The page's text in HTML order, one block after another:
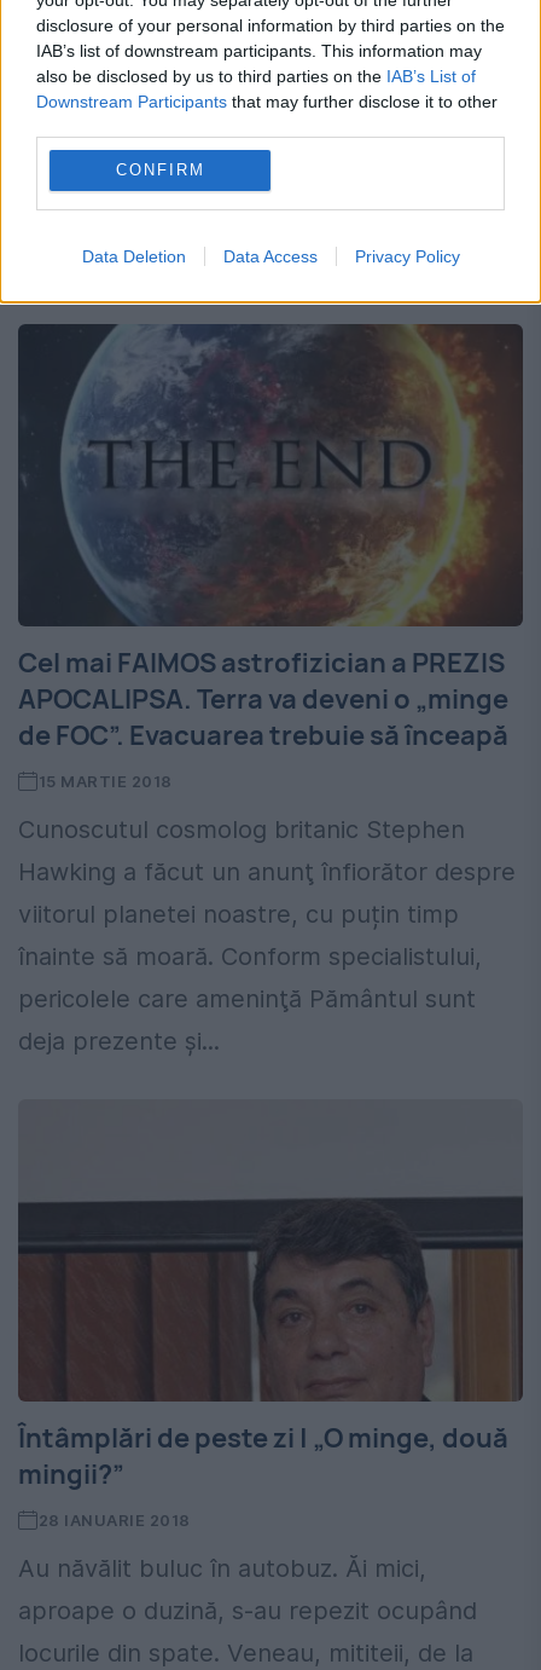
disclosure of your personal information by third parties on the
IAB’s list of downstream participants. This information may
also be disclosed by us to third parties on the IAB’s List of
Downstream Participants that may further disclose it to other
CONFIRM
Data Deletion Data Access Privacy Policy
30 SEPTEMBRIE 2018
Ducele și ducesa de Sussex au acordat
diplome studenților ce au absolvit un
programul „Coach Core” al Fundației Casei
Meghan Markle și prințul Harry iubesc...
Cel mai FAIMOS astrofizician a PREZIS
APOCALIPSA. Terra va deveni o „minge
de FOC”. Evacuarea trebuie să înceapă
15 MARTIE 2018
Cunoscutul cosmolog britanic Stephen
Hawking a făcut un anunţ înfiorător despre
viitorul planetei noastre, cu puțin timp
înainte să moară. Conform specialistului,
pericolele care ameninţă Pământul sunt
deja prezente şi...
Întâmplări de peste zi | „O minge, două
mingii?”
28 IANUARIE 2018
Au năvălit buluc în autobuz. Ăi mici,
aproape o duzină, s-au repezit ocupând
locurile din spate. Veneau, mititeii, de la